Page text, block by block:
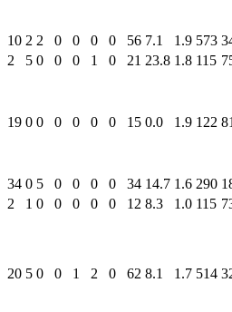
10 2 2 0 0 0 0 56 7.1 1.9 573
2 5 0 0 0 1 0 21 23.8 1.8 115
19 0 0 0 0 0 0 15 0.0 1.9 122
34 0 5 0 0 0 0 34 14.7 1.6 290
2 1 0 0 0 0 0 12 8.3 1.0 115
20 5 0 0 1 2 0 62 8.1 1.7 514